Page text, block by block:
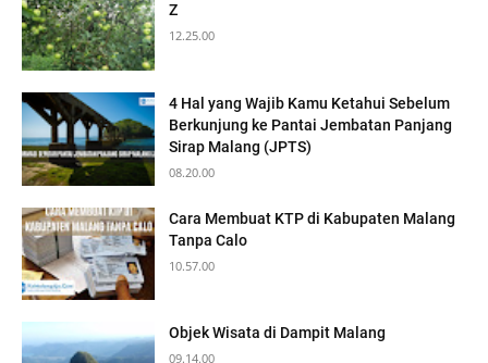
Z
12.25.00
4 Hal yang Wajib Kamu Ketahui Sebelum
Berkunjung ke Pantai Jembatan Panjang
Sirap Malang (JPTS)
08.20.00
Cara Membuat KTP di Kabupaten Malang
Tanpa Calo
10.57.00
Objek Wisata di Dampit Malang
09.14.00